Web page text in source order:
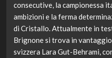
consecutive, la campionessa
ambizioni e la ferma
di Cristallo. Attualmente in
Brignone si trova in
svizzera Lara Gut-Behrami,